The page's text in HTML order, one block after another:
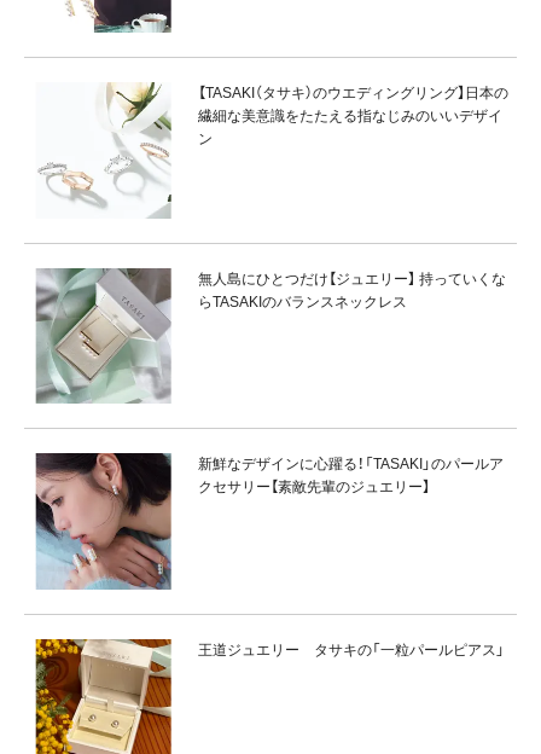
【TASAKI（タサキ）のウエディングリング】日本の
繊細な美意識をたたえる指なじみのいいデザイ
ン
無人島にひとつだけ【ジュエリー】 持っていくな
らTASAKIのバランスネックレス
新鮮なデザインに心躍る！「TASAKI」のパールア
クセサリー【素敵先輩のジュエリー】
王道ジュエリー タサキの「一粒パールピアス」